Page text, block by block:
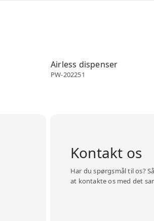
Airless dispenser
PW-202251
Kontakt os
Har du spørgsmål til os?
at kontakte os med det